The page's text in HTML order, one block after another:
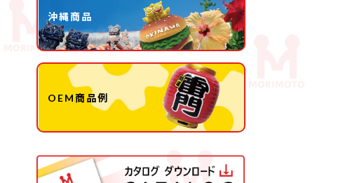
沖縄商品
OEM商品例